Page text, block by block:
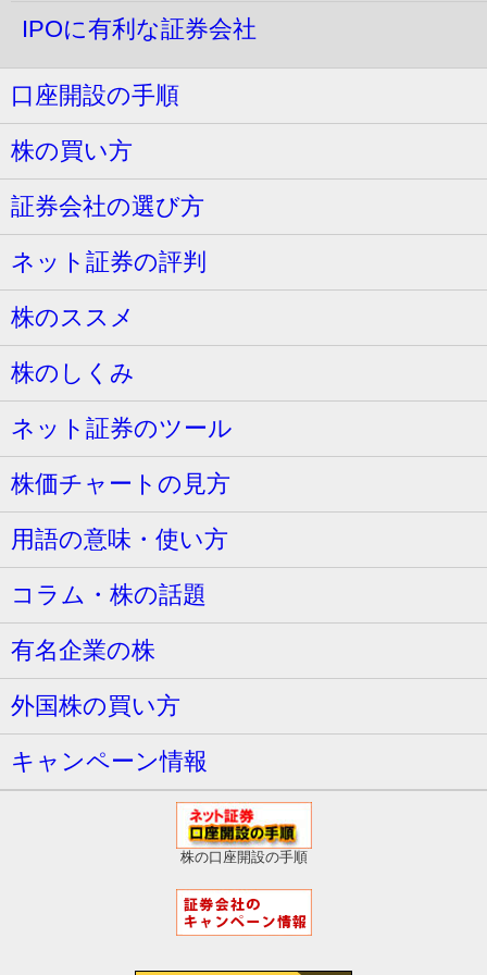
IPOに有利な証券会社
口座開設の手順
株の買い方
証券会社の選び方
ネット証券の評判
株のススメ
株のしくみ
ネット証券のツール
株価チャートの見方
用語の意味・使い方
コラム・株の話題
有名企業の株
外国株の買い方
キャンペーン情報
株の口座開設の手順